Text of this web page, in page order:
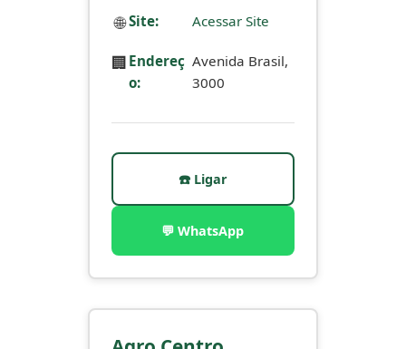
🌐 Site: Acessar Site
🏢 Endereç
o:
Avenida Brasil,
3000
☎️ Ligar
💬 WhatsApp